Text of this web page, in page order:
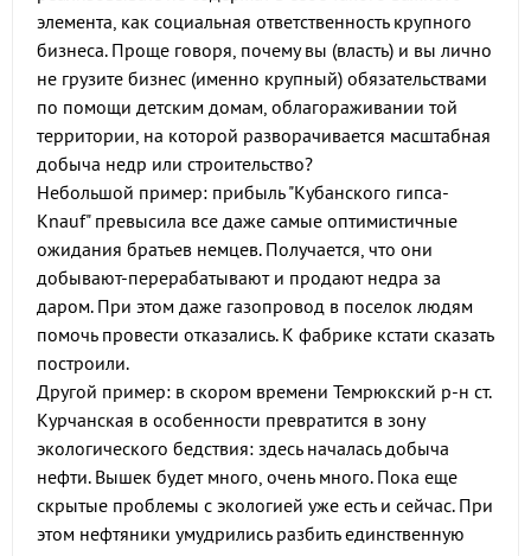
элемента, как социальная ответственность крупного
бизнеса. Проще говоря, почему вы (власть) и вы лично
не грузите бизнес (именно крупный) обязательствами
по помощи детским домам, облагораживании той
территории, на которой разворачивается масштабная
добыча недр или строительство?
Небольшой пример: прибыль "Кубанского гипса-
Knauf" превысила все даже самые оптимистичные
ожидания братьев немцев. Получается, что они
добывают-перерабатывают и продают недра за
даром. При этом даже газопровод в поселок людям
помочь провести отказались. К фабрике кстати сказать
построили.
Другой пример: в скором времени Темрюкский р-н ст.
Курчанская в особенности превратится в зону
экологического бедствия: здесь началась добыча
нефти. Вышек будет много, очень много. Пока еще
скрытые проблемы с экологией уже есть и сейчас. При
этом нефтяники умудрились разбить единственную